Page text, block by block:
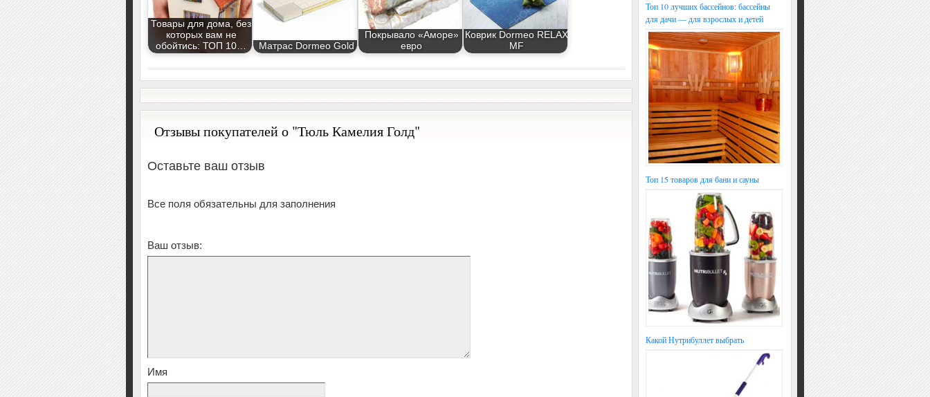
Товары для дома, без
которых вам не
обойтись: ТОП 10…
Матрас Dormeo Gold
Покрывало «Аморе»
евро
Коврик Dormeo RELAX
MF
Отзывы покупателей о "Тюль Камелия Голд"
Оставьте ваш отзыв
Все поля обязательны для заполнения
Ваш отзыв:
Имя
Топ 10 лучших бассейнов: бассейны
для дачи — для взрослых и детей
Топ 15 товаров для бани и сауны
Какой Нутрибуллет выбрать